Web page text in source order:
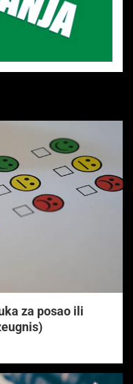
za posao ili